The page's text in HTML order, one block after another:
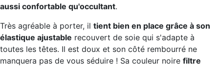
aussi confortable qu'occultant.
Très agréable à porter, il tient bien en place grâce à son
élastique ajustable recouvert de soie qui s'adapte à
toutes les têtes. Il est doux et son côté rembourré ne
manquera pas de vous séduire ! Sa couleur noire filtre